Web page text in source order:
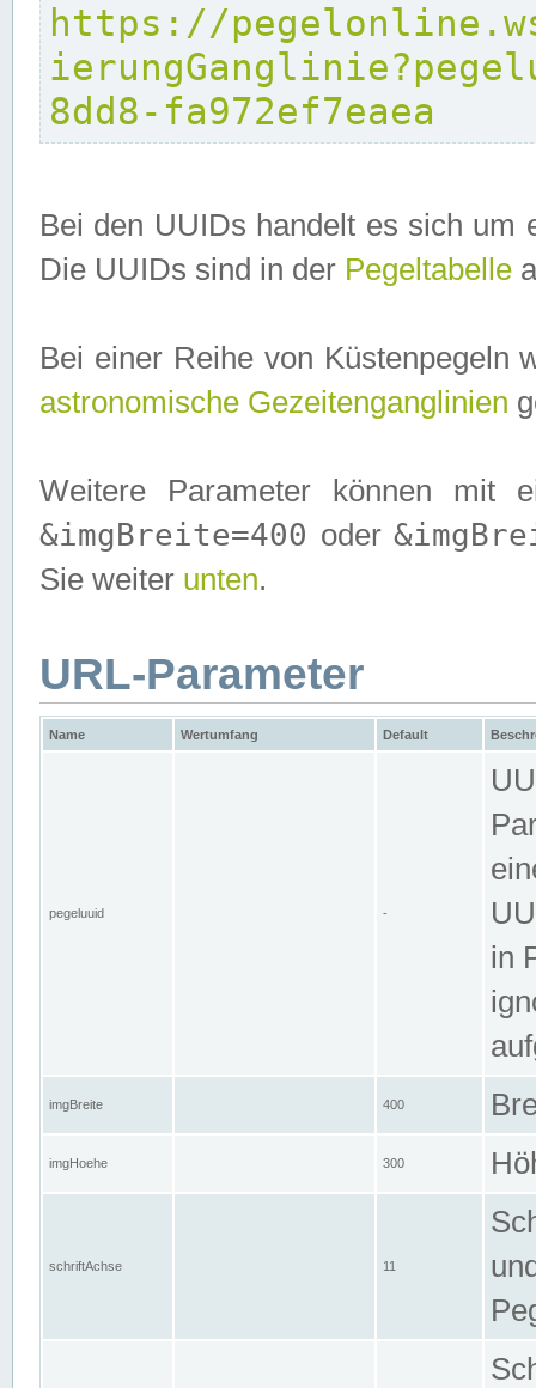
https://
8dd8-fa972ef7eaea
Bei den UUIDs handelt es sich um
Die UUIDs sind in der Pegeltabelle
Bei einer Reihe von Küstenpegeln
astronomische Gezeitenganglinien
Weitere Parameter können mit
&imgBreite=400 oder
Sie weiter unten.
URL-Parameter
Name Wertumfang Default
pegeluuid -
in
imgBreite 400
imgHoehe 300
schriftAchse 11